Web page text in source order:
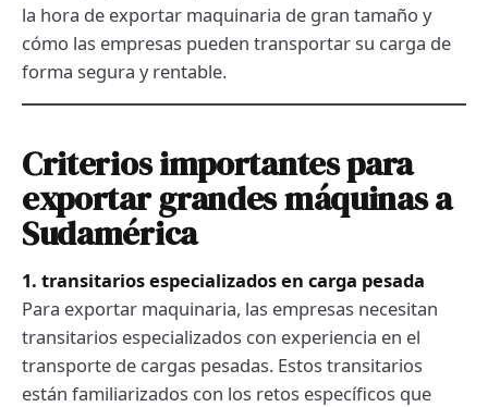
la hora de exportar maquinaria de gran tamaño y
cómo las empresas pueden transportar su carga de
forma segura y rentable.
Criterios importantes para
exportar grandes máquinas a
Sudamérica
1. transitarios especializados en carga pesada
Para exportar maquinaria, las empresas necesitan
transitarios especializados con experiencia en el
transporte de cargas pesadas. Estos transitarios
están familiarizados con los retos específicos que